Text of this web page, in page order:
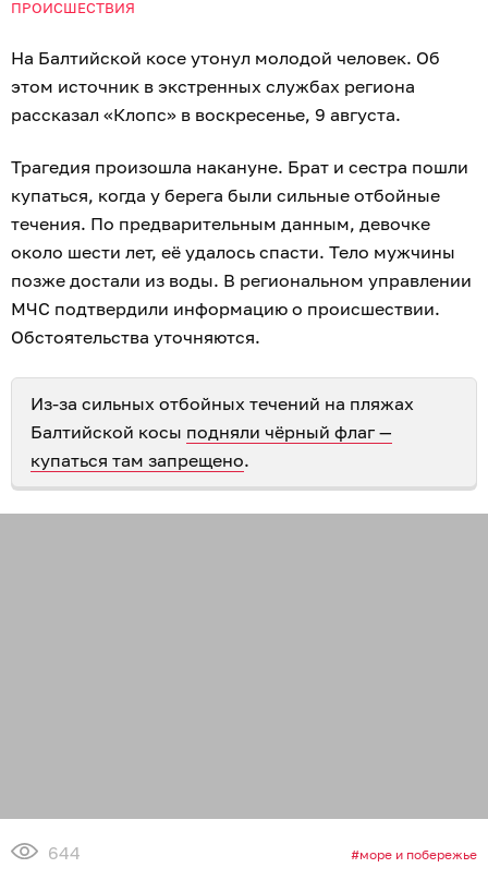
ПРОИСШЕСТВИЯ
На Балтийской косе утонул молодой человек. Об
этом источник в экстренных службах региона
рассказал «Клопс» в воскресенье, 9 августа.
Трагедия произошла накануне. Брат и сестра пошли
купаться, когда у берега были сильные отбойные
течения. По предварительным данным, девочке
около шести лет, её удалось спасти. Тело мужчины
позже достали из воды. В региональном управлении
МЧС подтвердили информацию о происшествии.
Обстоятельства уточняются.
Из-за сильных отбойных течений на пляжах
Балтийской косы подняли чёрный флаг —
купаться там запрещено.
644 море и побережье